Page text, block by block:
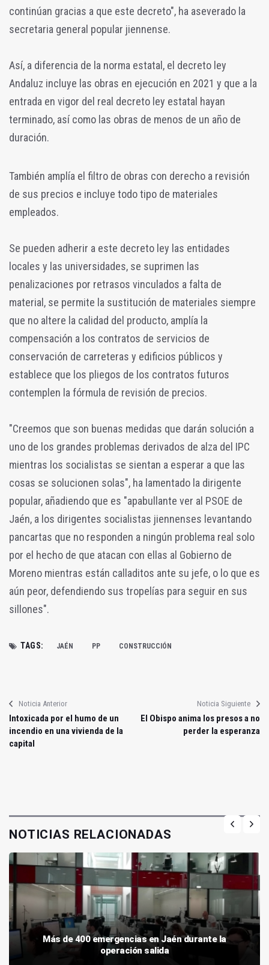
continúan gracias a que este decreto", ha aseverado la
secretaria general popular jiennense.
Así, a diferencia de la norma estatal, el decreto ley
Andaluz incluye las obras en ejecución en 2021 y que a la
entrada en vigor del real decreto ley estatal hayan
terminado, así como las obras de menos de un año de
duración.
También amplía el filtro de obras con derecho a revisión
de sus precios e incluye todo tipo de materiales
empleados.
Se pueden adherir a este decreto ley las entidades
locales y las universidades, se suprimen las
penalizaciones por retrasos vinculados a falta de
material, se permite la sustitución de materiales siempre
que no altere la calidad del producto, amplía la
compensación a los contratos de servicios de
conservación de carreteras y edificios públicos y
establece que los pliegos de los contratos futuros
contemplen la fórmula de revisión de precios.
"Creemos que son buenas medidas que darán solución a
uno de los grandes problemas derivados de alza del IPC
mientras los socialistas se sientan a esperar a que las
cosas se solucionen solas", ha lamentado la dirigente
popular, añadiendo que es "apabullante ver al PSOE de
Jaén, a los dirigentes socialistas jiennenses levantando
pancartas que no responden a ningún problema real solo
por el hecho de que atacan con ellas al Gobierno de
Moreno mientras están calladitos ante su jefe, o lo que es
aún peor, defendiendo sus tropelías para seguir en sus
sillones".
TAGS: JAÉN PP CONSTRUCCIÓN
Noticia Anterior
Intoxicada por el humo de un
incendio en una vivienda de la
capital
Noticia Siguiente
El Obispo anima los presos a no
perder la esperanza
NOTICIAS RELACIONADAS
Más de 400 emergencias en Jaén durante la
operación salida